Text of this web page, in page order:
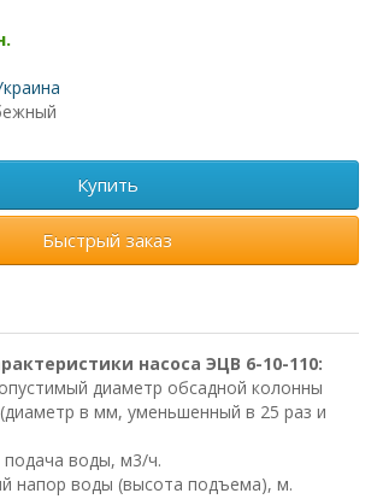
Купить
Быстрый заказ
насоса ЭЦВ 6-10-110:
диаметр обсадной колонны
в мм, уменьшенный в 25 раз и
воды, м3/ч.
напор воды (высота подъема), м.